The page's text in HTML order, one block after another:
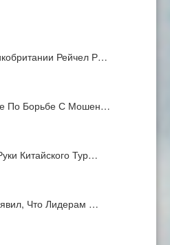
Рейчел Р…
По Борьбе С Мошен…
Китайского Тур…
Что Лидерам …